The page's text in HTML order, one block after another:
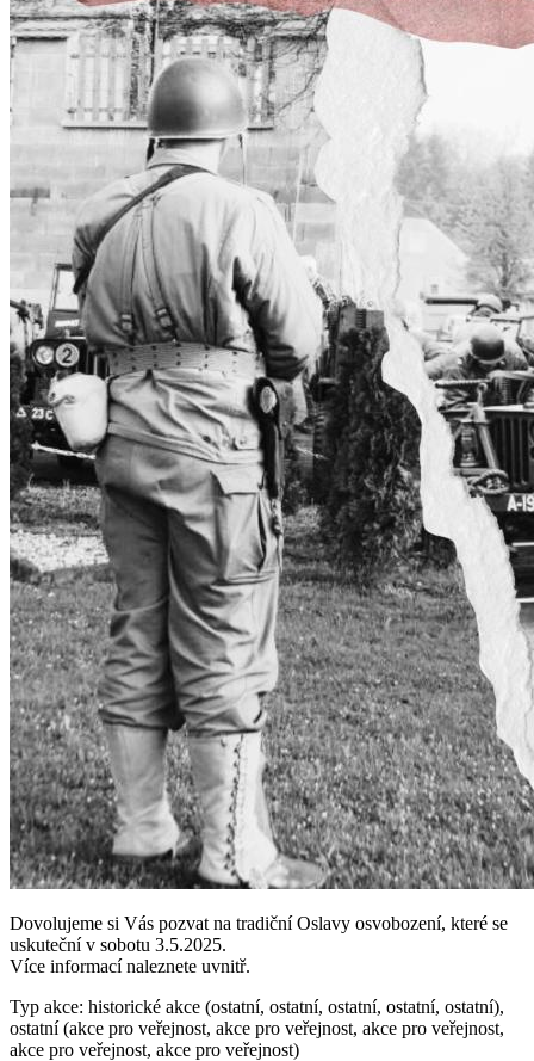
Dovolujeme si Vás pozvat na tradiční Oslavy osvobození, které se
uskuteční v sobotu 3.5.2025.
Více informací naleznete uvnitř.
Typ akce: historické akce (ostatní, ostatní, ostatní, ostatní, ostatní),
ostatní (akce pro veřejnost, akce pro veřejnost, akce pro veřejnost,
akce pro veřejnost, akce pro veřejnost)